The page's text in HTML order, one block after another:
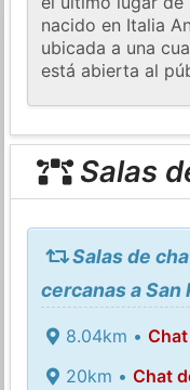
nacido en Italia
ubicada a una
está abierta al
Salas
Salas de
cercanas a San
8.04km •
20km • Chat